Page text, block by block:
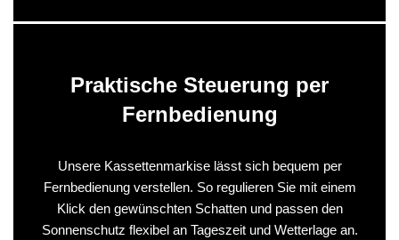
Praktische Steuerung per
Fernbedienung
Unsere Kassettenmarkise lässt sich bequem per
Fernbedienung verstellen. So regulieren Sie mit einem
Klick den gewünschten Schatten und passen den
Sonnenschutz flexibel an Tageszeit und Wetterlage an.